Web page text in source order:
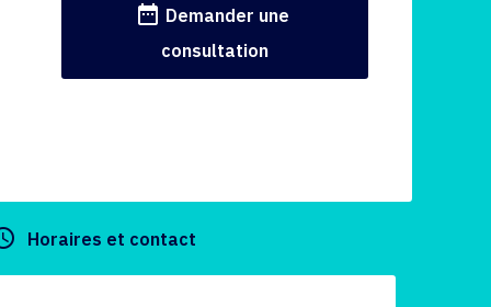
date_range Demander une
consultation
Horaires et contact